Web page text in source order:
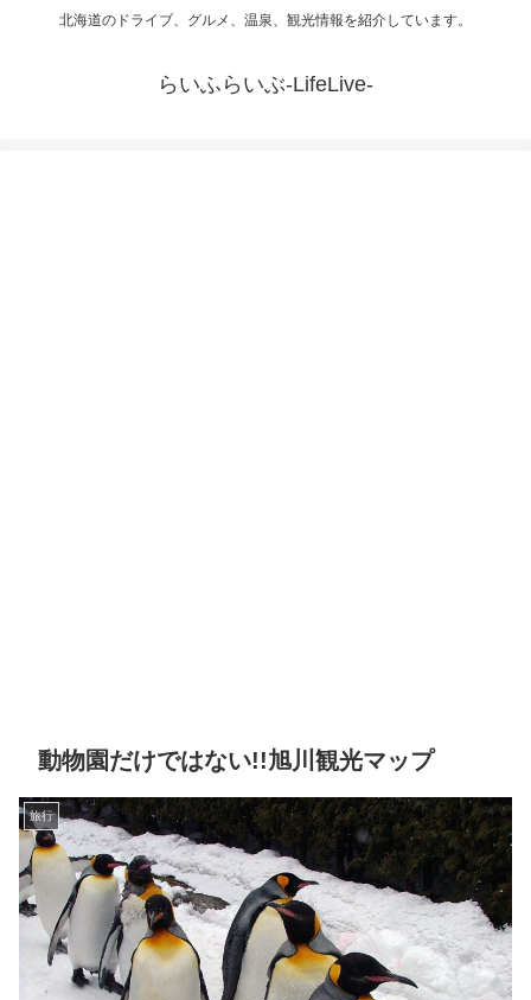
北海道のドライブ、グルメ、温泉、観光情報を紹介しています。
らいふらいぶ-LifeLive-
動物園だけではない!!旭川観光マップ
旅行